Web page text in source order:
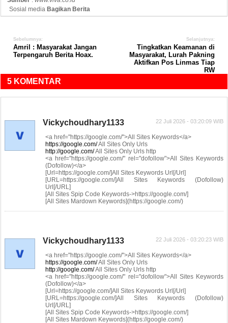
Sosial media Bagikan Berita
Sebelumnya:
Amril : Masyarakat Jangan
Terpengaruh Berita Hoax.
Selanjutnya:
Tingkatkan Keamanan di
Masyarakat, Lurah Pakning
Aktifkan Pos Linmas Tiap
RW
5 KOMENTAR
Vickychoudhary1133 22 Juli 2026 - 03:20:09 WIB
<a href="https://google.com/">All Sites Keywords</a>
https://google.com/All Sites Only Urls
http://google.com/All Sites Only Urls http
<a href="https://google.com/" rel="dofollow">All Sites Keywords
(Dofollow)</a>
[Url=https://google.com/]All Sites Keywords Url[/Url]
[URL=https://google.com/]All Sites Keywords (Dofollow)
Url[/URL]
[All Sites Spip Code Keywords->https://google.com/]
[All Sites Mardown Keywords](https://google.com/)
Vickychoudhary1133 22 Juli 2026 - 03:20:23 WIB
<a href="https://google.com/">All Sites Keywords</a>
https://google.com/All Sites Only Urls
http://google.com/All Sites Only Urls http
<a href="https://google.com/" rel="dofollow">All Sites Keywords
(Dofollow)</a>
[Url=https://google.com/]All Sites Keywords Url[/Url]
[URL=https://google.com/]All Sites Keywords (Dofollow)
Url[/URL]
[All Sites Spip Code Keywords->https://google.com/]
[All Sites Mardown Keywords](https://google.com/)